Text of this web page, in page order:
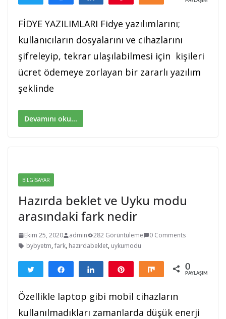
FİDYE YAZILIMLARI Fidye yazılımlarını;
kullanıcıların dosyalarını ve cihazlarını
şifreleyip, tekrar ulaşılabilmesi için kişileri
ücret ödemeye zorlayan bir zararlı yazılım
şeklinde
Devamını oku...
BILGISAYAR
Hazırda beklet ve Uyku modu
arasındaki fark nedir
Ekim 25, 2020 admin 282 Görüntüleme
0 Comments
bybyetm,fark, hazırdabeklet, uykumodu
Tweetle Paylaş Paylaş Paylaş 0
PAYLAŞIMLAR
Özellikle laptop gibi mobil cihazların
kullanılmadıkları zamanlarda düşük enerji